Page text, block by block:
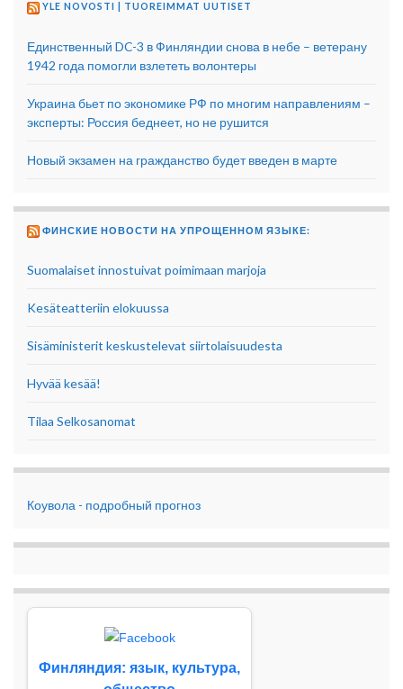
YLE NOVOSTI | TUOREIMMAT UUTISET
Единственный DC-3 в Финляндии снова в небе – ветерану
1942 года помогли взлететь волонтеры
Украина бьет по экономике РФ по многим направлениям –
эксперты: Россия беднеет, но не рушится
Новый экзамен на гражданство будет введен в марте
ФИНСКИЕ НОВОСТИ НА УПРОЩЕННОМ ЯЗЫКЕ:
Suomalaiset innostuivat poimimaan marjoja
Kesäteatteriin elokuussa
Sisäministerit keskustelevat siirtolaisuudesta
Hyvää kesää!
Tilaa Selkosanomat
Коувола - подробный прогноз
Финляндия: язык, культура,